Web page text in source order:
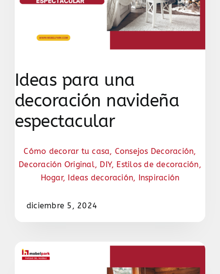
Ideas para una
decoración navideña
espectacular
Cómo decorar tu casa, Consejos Decoración,
Decoración Original, DIY, Estilos de decoración,
Hogar, Ideas decoración, Inspiración
diciembre 5, 2024